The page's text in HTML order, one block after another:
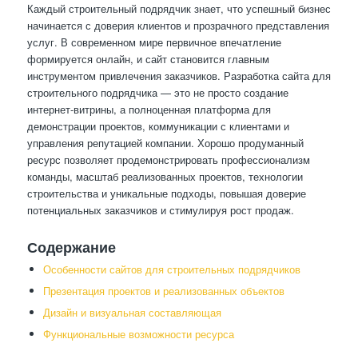
Каждый строительный подрядчик знает, что успешный бизнес
начинается с доверия клиентов и прозрачного представления
услуг. В современном мире первичное впечатление
формируется онлайн, и сайт становится главным
инструментом привлечения заказчиков. Разработка сайта для
строительного подрядчика — это не просто создание
интернет-витрины, а полноценная платформа для
демонстрации проектов, коммуникации с клиентами и
управления репутацией компании. Хорошо продуманный
ресурс позволяет продемонстрировать профессионализм
команды, масштаб реализованных проектов, технологии
строительства и уникальные подходы, повышая доверие
потенциальных заказчиков и стимулируя рост продаж.
Содержание
Особенности сайтов для строительных подрядчиков
Презентация проектов и реализованных объектов
Дизайн и визуальная составляющая
Функциональные возможности ресурса